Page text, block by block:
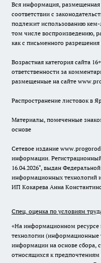
Вся информация, размещенная
соответствии с
подлежит использованию
том числе воспроизведению,
как с письменного разрешения
Возрастная категория сайта
ответственности за
размещенные на сайте
Распространение листовок в
Материалы, помеченные
основе
Сетевое издание
информации.
16.04.2026", выдан
информационных технологий
ИП Кокарева Анна
Спец. оценка по условиям
«На информационном ресурсе
технологии (информационные
информации на основе сбора,
относящихся к